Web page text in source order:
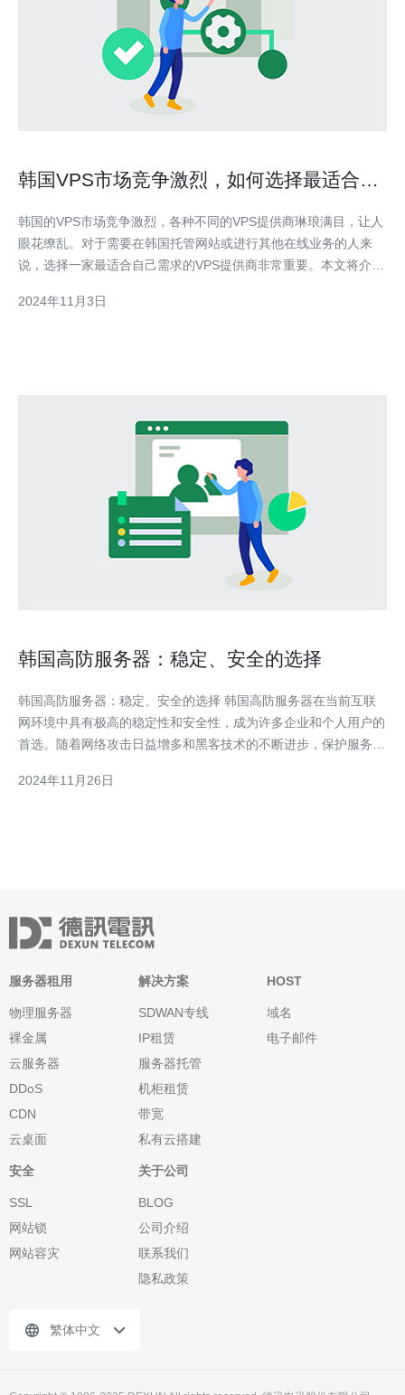
韩国VPS市场竞争激烈，如何选择最适合的
韩国的VPS市场竞争激烈，各种不同的VPS提供商琳琅满目，让人
眼花缭乱。对于需要在韩国托管网站或进行其他在线业务的人来
说，选择一家最适合自己需求的VPS提供商非常重要。本文将介绍
做出决策。 1. 确定需求 首先，需要明确自己的需求是什么。不同
2024年11月3日
韩国高防服务器：稳定、安全的选择
韩国高防服务器：稳定、安全的选择 韩国高防服务器在当前互联
网环境中具有极高的稳定性和安全性，成为许多企业和个人用户的
首选。随着网络攻击日益增多和黑客技术的不断进步，保护服务器
的防护技术和可靠的服务，成为了用户们的理想之选。 首先，韩
2024年11月26日
服务器租用
物理服务器
裸金属
云服务器
DDoS
CDN
云桌面
解决方案
SDWAN专线
IP租赁
服务器托管
机柜租赁
带宽
私有云搭建
HOST
域名
电子邮件
安全
SSL
网站锁
网站容灾
关于公司
BLOG
公司介绍
联系我们
隐私政策
繁体中文